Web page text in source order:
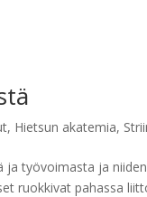
, Hietsun akatemia,
työvoimasta ja
ruokkivat pahassa